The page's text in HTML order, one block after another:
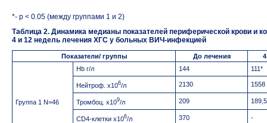
*- p < 0.05 (между группами 1 и 2)
Таблица 2. Динамика медианы показателей периферической крови и
4 и 12 недель лечения ХГС у больных ВИЧ-инфекцией
Показатели/ группы До лечения
Группа 1 N=46
Hb г/л 144 111*
Нейтроф. х106/л 2130 1558
Тромбоц. х109/л 209 189,5
CD4-клетки х106/л 370 -